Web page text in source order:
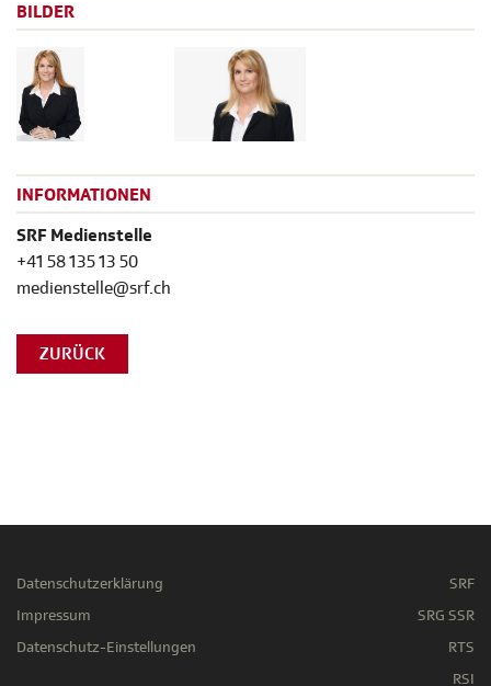
BILDER
INFORMATIONEN
SRF Medienstelle
+41 58 135 13 50
medienstelle@srf.ch
ZURÜCK
Datenschutzerklärung
Impressum
Datenschutz-Einstellungen
SRF
SRG SSR
RTS
RSI